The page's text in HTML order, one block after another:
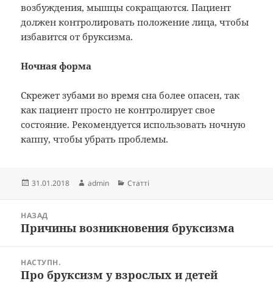
возбуждения, мышцы сокращаются. Пациент
должен контролировать положение лица, чтобы
избавится от бруксизма.
Ночная форма
Скрежет зубами во время сна более опасен, так
как пациент просто не контролирует свое
состояние. Рекомендуется использовать ночную
каппу, чтобы убрать проблемы.
Опубліковано
31.01.2018 Автор
admin Категорії
Статті
записівНАЗАД
Попередній
Причины возникновения бруксизма
НАСТУПН.
Наступний
Про бруксизм у взрослых и детей